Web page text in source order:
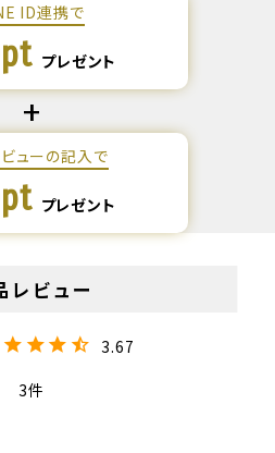
ID連携で
プレゼント
ューの記入で
プレゼント
3.67
3